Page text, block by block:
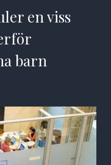
en viss
barn